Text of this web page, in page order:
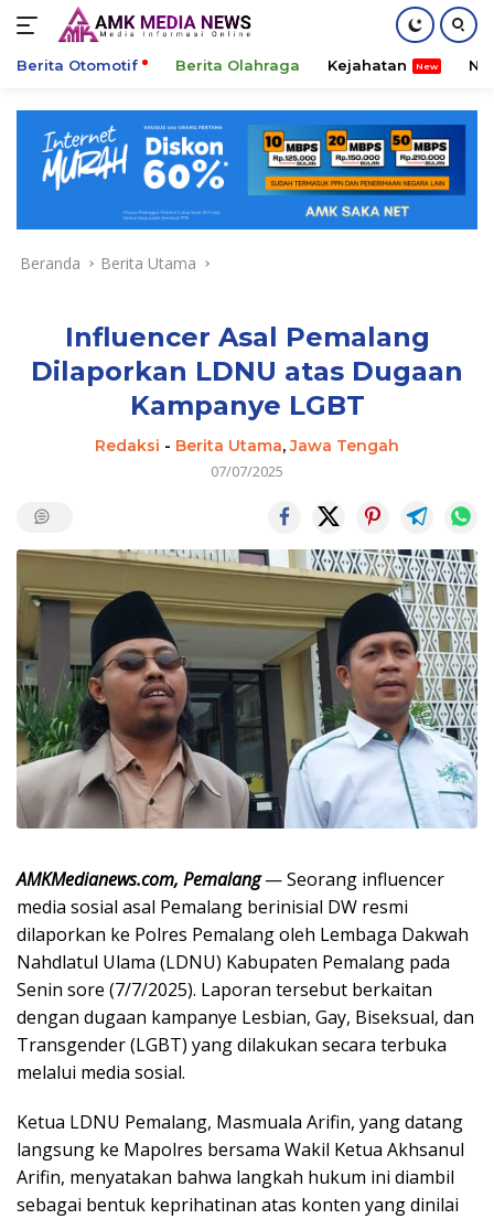
konten
Berita Otomotif Berita Olahraga Kejahatan
Beranda Berita Utama
Influencer Asal Pemalang
Dilaporkan LDNU atas Dugaan
Kampanye LGBT
Redaksi - Berita Utama,Jawa Tengah
07/07/2025
AMKMedianews.com, Pemalang— Seorang influencer
media sosial asal Pemalang berinisial DW resmi
dilaporkan ke Polres Pemalang oleh Lembaga Dakwah
Nahdlatul Ulama (LDNU) Kabupaten Pemalang pada
Senin sore (7/7/2025). Laporan tersebut berkaitan
dengan dugaan kampanye Lesbian, Gay, Biseksual, dan
Transgender (LGBT) yang dilakukan secara terbuka
melalui media sosial.
Ketua LDNU Pemalang, Masmuala Arifin, yang datang
langsung ke Mapolres bersama Wakil Ketua Akhsanul
Arifin, menyatakan bahwa langkah hukum ini diambil
sebagai bentuk keprihatinan atas konten yang dinilai